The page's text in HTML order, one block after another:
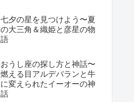
七夕の星を見つけよう〜夏
の大三角＆織姫と彦星の物
語
おうし座の探し方と神話〜
燃える目アルデバランと牛
に変えられたイーオーの神
話